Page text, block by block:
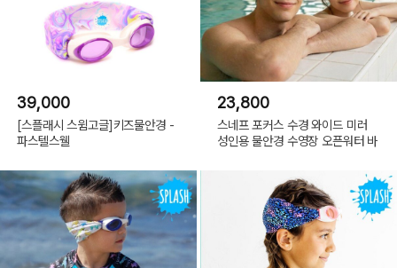
39,000
[스플래시 스윔고글]키즈물안경 -
파스텔스웰
23,800
스네프 포커스 수경 와이드 미러
성인용 물안경 수영장 오픈워터 바